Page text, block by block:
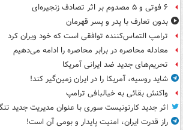
۶ فوتی و ۵ مصدوم بر اثر تصادف زنجیره‌ای
بدون تعارف با پدر و پسر قهرمان
ترامپ التماس‌کننده توافقی است که خود ویران کرد
معادله محاصره در برابر محاصره را ادامه می‌دهیم
تحریم‌های جدید ضد ایرانی آمریکا
شاید روسیه، آمریکا را در ایران زمین‌گیر کند!
واکنش بقائی به خیالبافی ترامپ
اثر جدید کارتونیست سوری با عنوان مدیریت جدید
راز قدرت ایران، امنیت پایدار و بومی آن است!